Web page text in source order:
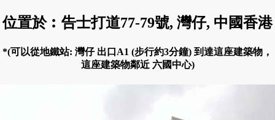
位置於︰告士打道77-79號, 灣仔, 中國香港
*(可以從地鐵站: 灣仔 出口A1 (步行約3分鐘) 到達這座建築物，
這座建築物鄰近 六國中心)